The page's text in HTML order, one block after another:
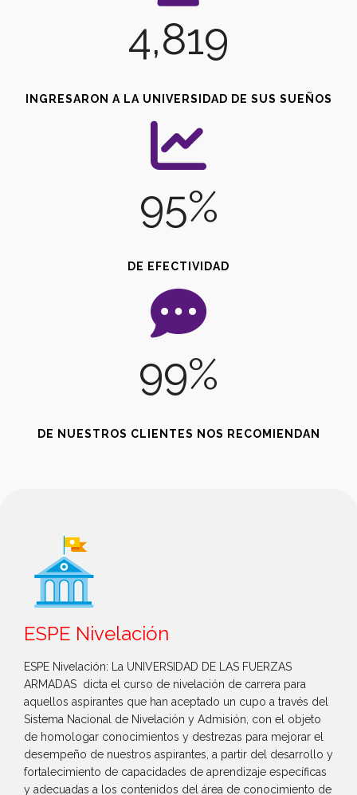
4,819
INGRESARON A LA UNIVERSIDAD DE SUS SUEÑOS
95%
DE EFECTIVIDAD
99%
DE NUESTROS CLIENTES NOS RECOMIENDAN
ESPE Nivelación
ESPE Nivelación: La UNIVERSIDAD DE LAS FUERZAS
ARMADAS dicta el curso de nivelación de carrera para
aquellos aspirantes que han aceptado un cupo a través del
Sistema Nacional de Nivelación y Admisión, con el objeto
de homologar conocimientos y destrezas para mejorar el
desempeño de nuestros aspirantes, a partir del desarrollo y
fortalecimiento de capacidades de aprendizaje específicas
y adecuadas a los contenidos del área de conocimiento de